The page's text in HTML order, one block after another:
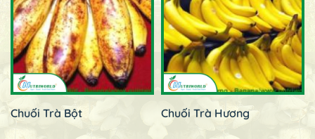
Chuối Trà Bột Chuối Trà Hương